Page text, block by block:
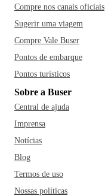
Compre nos canais oficiais
Sugerir uma viagem
Compre Vale Buser
Pontos de embarque
Pontos turísticos
Sobre a Buser
Central de ajuda
Imprensa
Notícias
Blog
Termos de uso
Nossas políticas